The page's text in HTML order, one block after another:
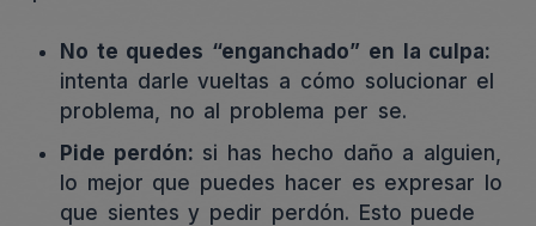
No te quedes “enganchado” en la culpa:
intenta darle vueltas a cómo solucionar el
problema, no al problema per se.
Pide perdón: si has hecho daño a alguien,
lo mejor que puedes hacer es expresar lo
que sientes y pedir perdón. Esto puede